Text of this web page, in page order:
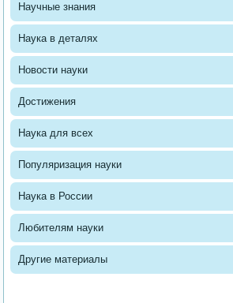
Научные знания
Наука в деталях
Новости науки
Достижения
Наука для всех
Популяризация науки
Наука в России
Любителям науки
Другие материалы